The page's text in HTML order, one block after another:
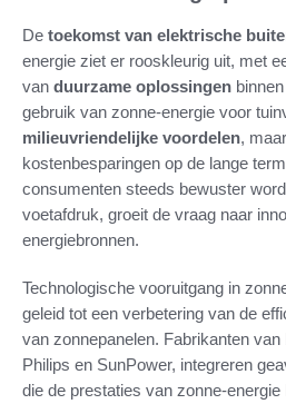
De toekomst van elektrische
energie ziet er rooskleurig uit, met
van duurzame oplossingen
gebruik van zonne-energie voor
milieuvriendelijke voordelen,
kostenbesparingen op de lange
consumenten steeds bewuster
voetafdruk, groeit de vraag naar
energiebronnen.
Technologische vooruitgang in
geleid tot een verbetering van de
van zonnepanelen. Fabrikanten
Philips en SunPower, integreren
die de prestaties van zonne-